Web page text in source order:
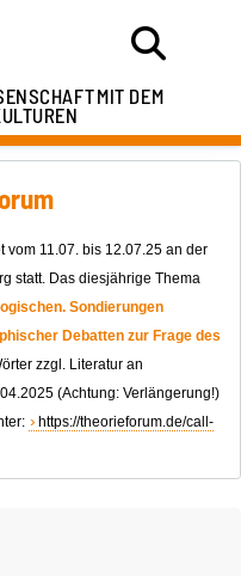
MIT DEM
vom 11.07. bis 12.07.25 an der
statt. Das diesjährige Thema
Sondierungen
Debatten zur Frage des
zzgl. Literatur an
(Achtung: Verlängerung!)
https://theorieforum.de/call-